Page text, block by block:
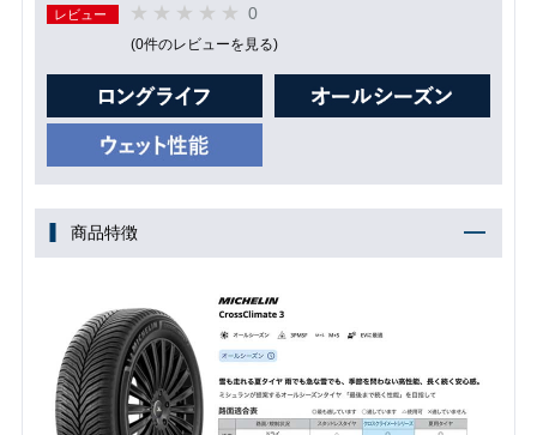
レビュー 0
(0件のレビューを見る)
商品特徴